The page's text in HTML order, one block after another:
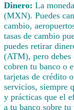
Dinero: La
(MXN). Puedes
cambio,
tasas de cambio
puedes retirar
(ATM), pero debes
cobren tu banco o
tarjetas de crédito
servicios, siempre
y prácticas que el
a tu banco sobre